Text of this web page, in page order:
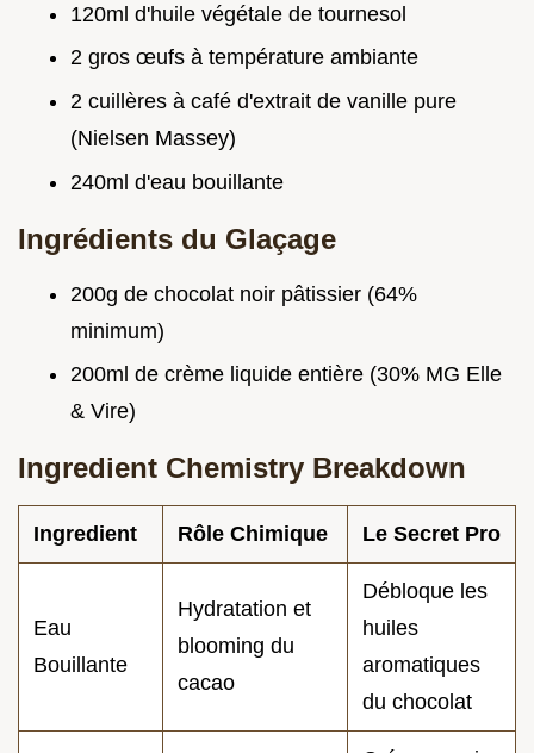
120ml d'huile végétale de tournesol
2 gros œufs à température ambiante
2 cuillères à café d'extrait de vanille pure
(Nielsen Massey)
240ml d'eau bouillante
Ingrédients du Glaçage
200g de chocolat noir pâtissier (64%
minimum)
200ml de crème liquide entière (30% MG Elle
& Vire)
Ingredient Chemistry Breakdown
Ingredient Rôle Chimique Le Secret Pro
Eau
Bouillante
Hydratation et
blooming du
cacao
Débloque les
huiles
aromatiques
du chocolat